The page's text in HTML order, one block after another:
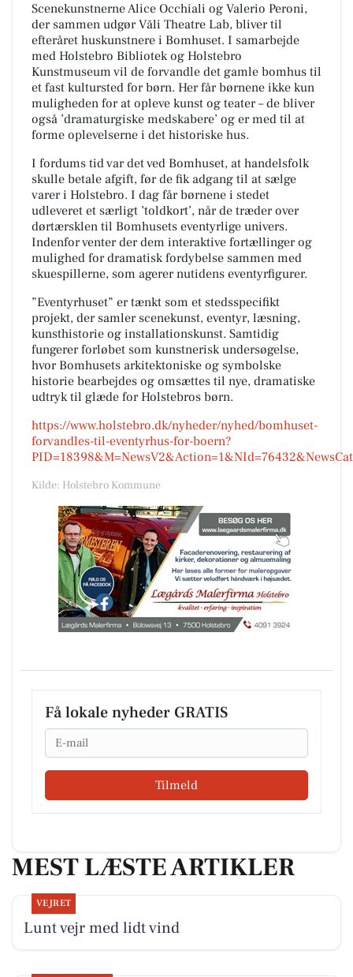
Scenekunstnerne Alice Occhiali og Valerio Peroni,
der sammen udgør Vāli Theatre Lab, bliver til
efteråret huskunstnere i Bomhuset. I samarbejde
med Holstebro Bibliotek og Holstebro
Kunstmuseum vil de forvandle det gamle bomhus til
et fast kultursted for børn. Her får børnene ikke kun
muligheden for at opleve kunst og teater – de bliver
også ’dramaturgiske medskabere’ og er med til at
forme oplevelserne i det historiske hus.
I fordums tid var det ved Bomhuset, at handelsfolk
skulle betale afgift, før de fik adgang til at sælge
varer i Holstebro. I dag får børnene i stedet
udleveret et særligt ’toldkort’, når de træder over
dørtærsklen til Bomhusets eventyrlige univers.
Indenfor venter der dem interaktive fortællinger og
mulighed for dramatisk fordybelse sammen med
skuespillerne, som agerer nutidens eventyrfigurer.
”Eventyrhuset” er tænkt som et stedsspecifikt
projekt, der samler scenekunst, eventyr, læsning,
kunsthistorie og installationskunst. Samtidig
fungerer forløbet som kunstnerisk undersøgelse,
hvor Bomhusets arkitektoniske og symbolske
historie bearbejdes og omsættes til nye, dramatiske
udtryk til glæde for Holstebros børn.
https://www.holstebro.dk/nyheder/nyhed/bomhuset-
forvandles-til-eventyrhus-for-boern?
Kilde: Holstebro Kommune
Få lokale nyheder GRATIS
Email
Tilmeld
MEST LÆSTE ARTIKLER
VEJRET
Lunt vejr med lidt vind